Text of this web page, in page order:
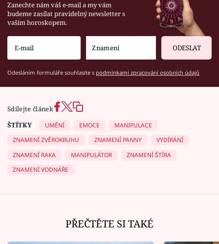
Zanechte nám váš e-mail a my vám
budeme zasílat pravidelný newsletter s
vaším horoskopem.
ODESLAT
Odesláním formuláře souhlasíte s podmínkami zpracování osobních údajů
Sdílejte článek
ŠTÍTKY
UMĚNÍ EMOCE
MANIPULACE
ZNAMENÍ ZVĚROKRUHU
ZNAMENÍ PANNY
VYDÍRÁNÍ
ZNAMENÍ RAKA
MANIPULÁTOR
ZNAMENÍ ŠTÍRA
ZNAMENÍ VODNÁŘE
PŘEČTĚTE SI TAKÉ